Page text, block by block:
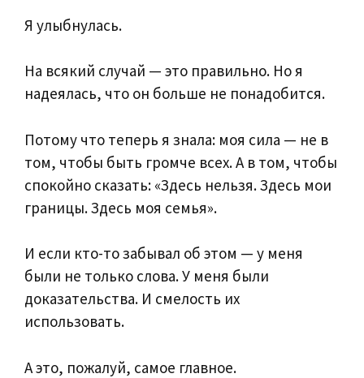
Я улыбнулась.
На всякий случай — это правильно. Но я
надеялась, что он больше не понадобится.
Потому что теперь я знала: моя сила — не в
том, чтобы быть громче всех. А в том, чтобы
спокойно сказать: «Здесь нельзя. Здесь мои
границы. Здесь моя семья».
И если кто-то забывал об этом — у меня
были не только слова. У меня были
доказательства. И смелость их
использовать.
А это, пожалуй, самое главное.